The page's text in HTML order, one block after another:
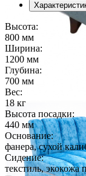
Высота:
800 мм
Ширина:
1200 мм
Глубина:
700 мм
Вес:
18 кг
Высота посадки:
440 мм
Основание:
фанера, сухой
Сидение:
текстиль, экокожа